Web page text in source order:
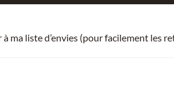
ma liste d’envies (pour facilement les